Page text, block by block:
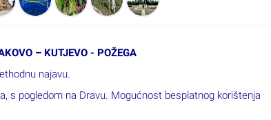
– KUTJEVO - POŽEGA
najavu.
s pogledom na Dravu. Mogućnost besplatnog korištenja